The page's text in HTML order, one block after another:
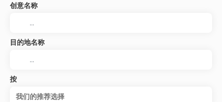
创意名称
目的地名称
按
我们的推荐选择